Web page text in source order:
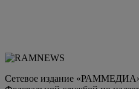
Сетевое издание «РАММЕДИА»